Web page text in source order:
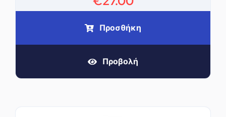
Προσθήκη
Προβολή